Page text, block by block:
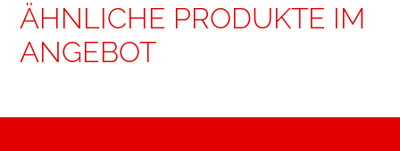
ÄHNLICHE PRODUKTE IM
ANGEBOT